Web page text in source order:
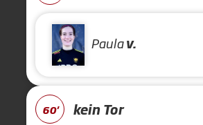
Paulav.
60' kein Tor